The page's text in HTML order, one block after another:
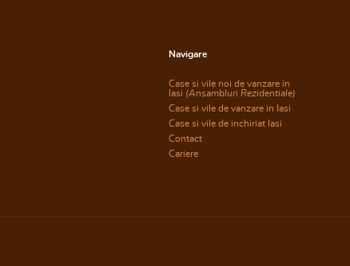
Navigare
Case si vile noi de vanzare in
Iasi (Ansambluri Rezidentiale)
Case si vile de vanzare in Iasi
Case si vile de inchiriat Iasi
Contact
Cariere